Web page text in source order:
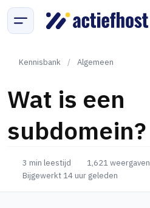
Kennisbank / Algemeen
Wat is een
subdomein?
3 min leestijd 1,621 weergaven
Bijgewerkt 14 uur geleden